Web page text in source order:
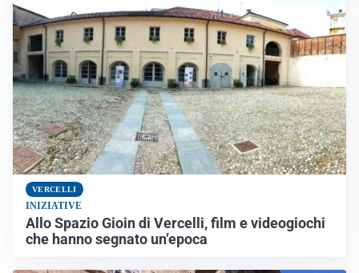
VERCELLI
INIZIATIVE
Allo Spazio Gioin di Vercelli, film e videogiochi
che hanno segnato un’epoca